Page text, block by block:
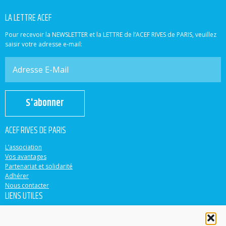
LA LETTRE ACEF
Pour recevoir la NEWSLETTER et la LETTRE de l’ACEF RIVES de PARIS, veuillez
saisir votre adresse e-mail:
S'abonner
ACEF RIVES DE PARIS
L’association
Vos avantages
Partenariat et solidarité
Adhérer
Nous contacter
LIENS UTILES